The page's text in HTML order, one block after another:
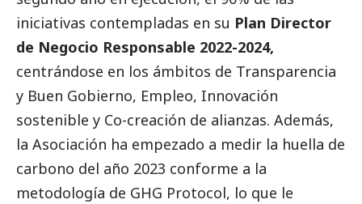
iniciativas contempladas en su Plan Director
de Negocio Responsable 2022-2024,
centrándose en los ámbitos de Transparencia
y Buen Gobierno, Empleo, Innovación
sostenible y Co-creación de alianzas. Además,
la Asociación ha empezado a medir la huella de
carbono del año 2023 conforme a la
metodología de GHG Protocol, lo que le